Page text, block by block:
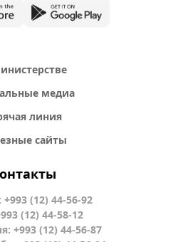
медиа
линия
сайты
(12) 44-56-92
(12) 44-58-12
+993 (12) 44-56-87